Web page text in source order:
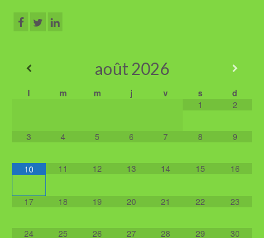
août 2026
l m m j v s
d
1
2
3 4 5 6 7 8 9
10 11 12 13 14 15 16
17 18 19 20 21 22 23
24 25 26 27 28 29 30